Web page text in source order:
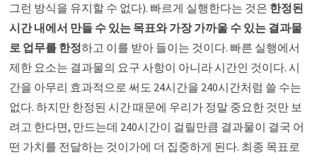
그런 방식을 유지할 수 없다). 빠르게 실행한다는 것은 한정된
시간 내에서 만들 수 있는 목표와 가장 가까울 수 있는 결과물
로 업무를 한정하고 이를 받아 들이는 것이다. 빠른 실행에서
제한 요소는 결과물의 요구 사항이 아니라 시간인 것이다. 시
간을 아무리 효과적으로 써도 24시간을 240시간처럼 쓸 수는
없다. 하지만 한정된 시간 때문에 우리가 정말 중요한 것만 보
려고 한다면, 만드는데 240시간이 걸릴만큼 결과물이 결국 어
떤 가치를 전달하는 것이가에 더 집중하게 된다. 최종 목표로